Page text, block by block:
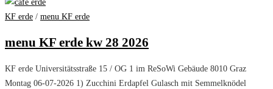
KF erde / menu KF erde
menu KF erde kw 28 2026
KF erde Universitätsstraße 15 / OG 1 im ReSoWi Gebäude 8010 Graz
Montag 06-07-2026 1) Zucchini Erdapfel Gulasch mit Semmelknödel